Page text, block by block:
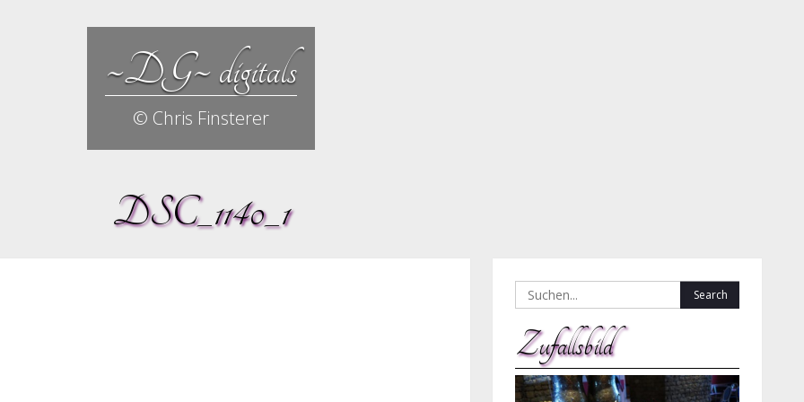
~DG~ digitals
© Chris Finsterer
DSC_1140_1
Search
for:
Zufallsbild